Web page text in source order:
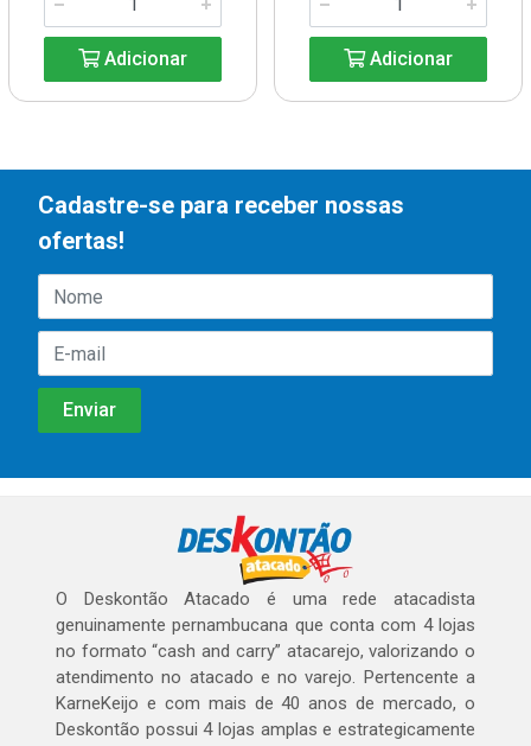
Adicionar Adicionar
Cadastre-se para receber nossas
ofertas!
O Deskontão Atacado é uma rede atacadista
genuinamente pernambucana que conta com 4 lojas
no formato “cash and carry” atacarejo, valorizando o
atendimento no atacado e no varejo. Pertencente a
KarneKeijo e com mais de 40 anos de mercado, o
Deskontão possui 4 lojas amplas e estrategicamente